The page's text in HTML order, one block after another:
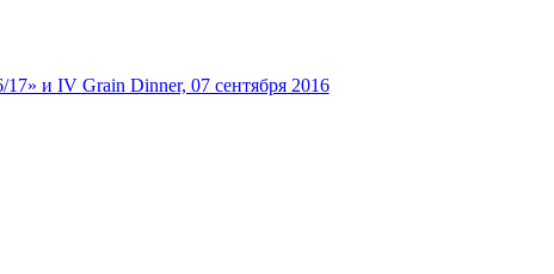
и IV Grain Dinner, 07 сентября 2016